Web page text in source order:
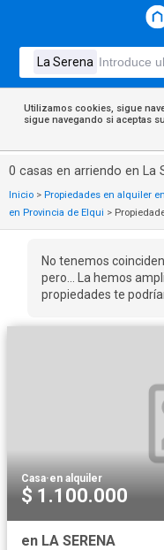
Utilizamos cookies, sigue
sigue navegando si aceptas
0 casas en arriendo en La
Inicio > Propiedades en alquiler
en Provincia de Elqui >
No tenemos
pero... La hemos
propiedades te
Casa·en alquiler
$ 1.100.000
en LA SERENA